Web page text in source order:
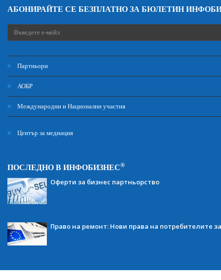
АБОНИРАЙТЕ СЕ БЕЗПЛАТНО ЗА БЮЛЕТИН
Партньори
АОБР
Международни и Национални участия
Център за медиация
ПОСЛЕДНО В ИНФОБИЗНЕС®
Оферти за бизнес партньорство
Право на ремонт: Нови права на потребителите